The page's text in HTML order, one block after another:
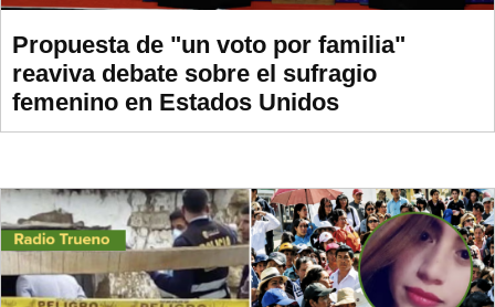
Propuesta de "un voto por familia"
reaviva debate sobre el sufragio
femenino en Estados Unidos